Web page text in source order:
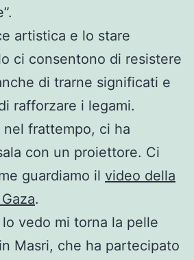
artistica e lo stare
ci consentono di resistere
di trarne significati e
rafforzare i legami.
frattempo, ci ha
con un proiettore. Ci
guardiamo il video della
.
vedo mi torna la pelle
Masri, che ha partecipato